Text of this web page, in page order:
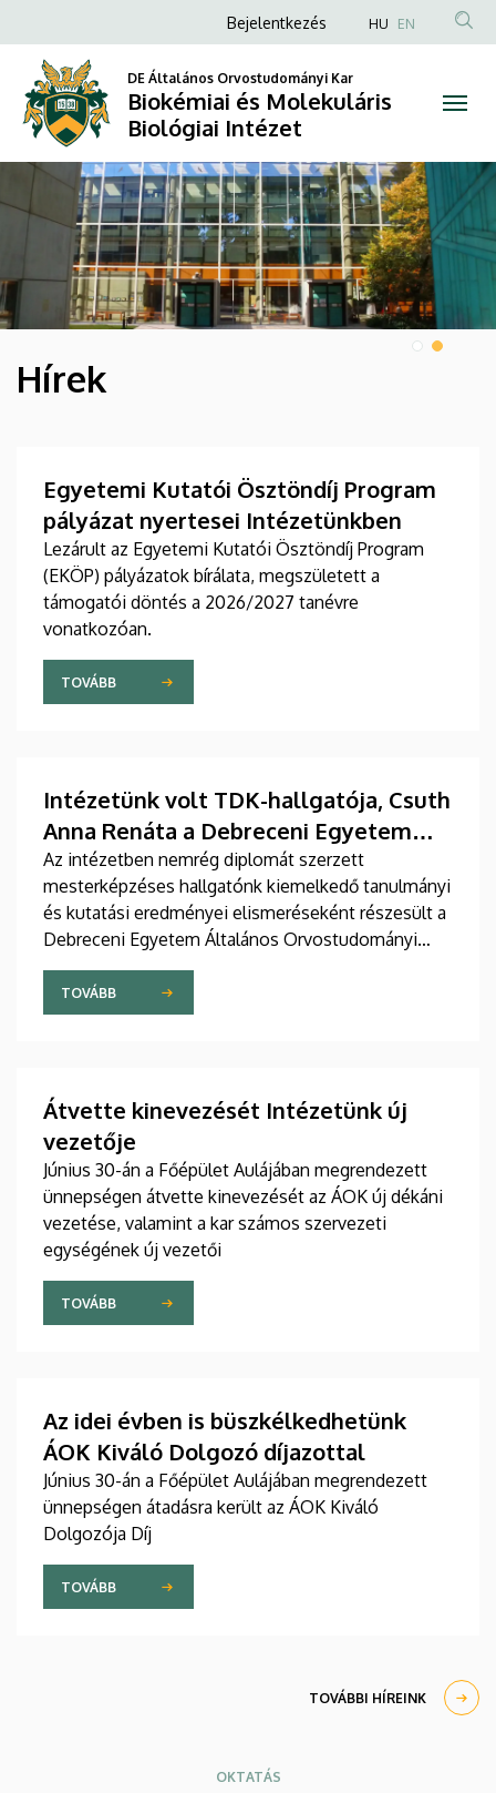
és
Molekuláris
Biológiai
Intézet
Anonim
fiók
menüje
Bejelentkezés HU EN
DE Általános Orvostudományi Kar
Biokémiai és Molekuláris
Biológiai Intézet
DIAVETÍTÉS
HÍREK
Hírek
Egyetemi Kutatói Ösztöndíj Program
pályázat nyertesei Intézetünkben
Lezárult az Egyetemi Kutatói Ösztöndíj Program
(EKÖP) pályázatok bírálata, megszületett a
támogatói döntés a 2026/2027 tanévre
vonatkozóan.
TOVÁBB
Intézetünk volt TDK-hallgatója, Csuth
Anna Renáta a Debreceni Egyetem
ÁOK Török József-díjában részesült
Az intézetben nemrég diplomát szerzett
mesterképzéses hallgatónk kiemelkedő tanulmányi
és kutatási eredményei elismeréseként részesült a
Debreceni Egyetem Általános Orvostudományi
Karának rangos kitüntetésében.
TOVÁBB
Átvette kinevezését Intézetünk új
vezetője
Június 30-án a Főépület Aulájában megrendezett
ünnepségen átvette kinevezését az ÁOK új dékáni
vezetése, valamint a kar számos szervezeti
egységének új vezetői
TOVÁBB
Az idei évben is büszkélkedhetünk
ÁOK Kiváló Dolgozó díjazottal
Június 30-án a Főépület Aulájában megrendezett
ünnepségen átadásra került az ÁOK Kiváló
Dolgozója Díj
TOVÁBB
TOVÁBBI HÍREINK
OKTATÁS